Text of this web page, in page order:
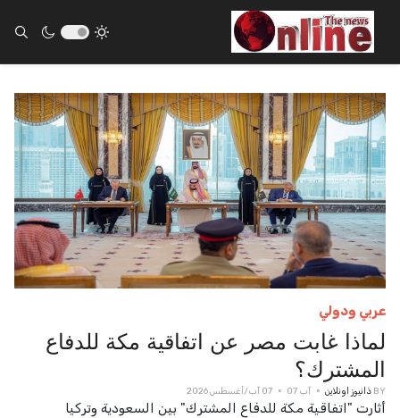
عربي ودولي
لماذا غابت مصر عن اتفاقية مكة للدفاع
المشترك؟
BY ذانيوز اونلاين آب 07 07 آب/أغسطس 2026
أثارت "اتفاقية مكة للدفاع المشترك" بين السعودية وتركيا